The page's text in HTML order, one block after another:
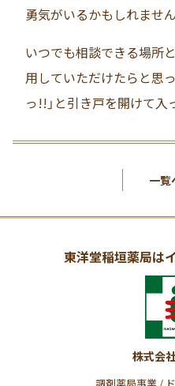
勇気がいるかもしれません
いつでも相談できる場所
用していただけたらと思
っ!!」と引き戸を開けて入
一覧
東洋堂稲垣薬局は
株式会